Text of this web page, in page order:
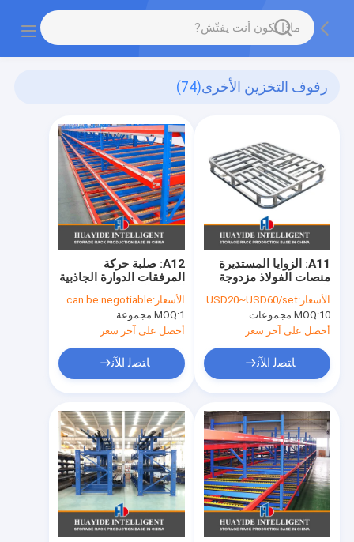
رفوف التخزين الأخرى(74)
A12: صلبة حركة
المرفقات الدوارة الجاذبية
الصلبة الصلبة الصلبة
الحامل
الأسعار:can be negotiable
MOQ:1 مجموعة
أحصل على آخر سعر
ﺎﺘﺼﻟ ﺍﻶﻧ
A11: الزوايا المستديرة
منصات الفولاذ مزدوجة
للخزن في المستودع
منصات الفولاذ المعدنية
الأسعار:USD20~USD60/set
MOQ:10 مجموعات
أحصل على آخر سعر
ﺎﺘﺼﻟ ﺍﻶﻧ